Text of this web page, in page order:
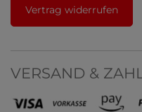
Vertrag widerrufen
VERSAND &